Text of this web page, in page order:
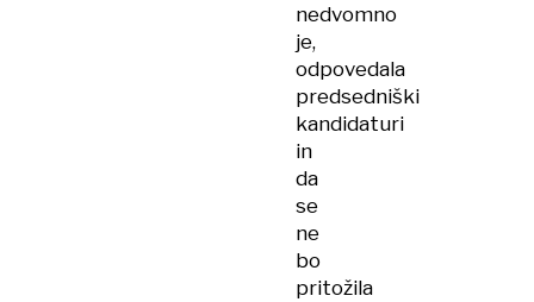
nedvomno
je,
odpovedala
predsedniški
kandidaturi
in
da
se
ne
bo
pritožila